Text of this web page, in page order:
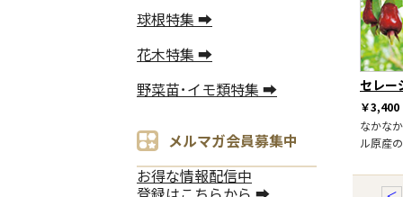
球根特集 ➡
花木特集 ➡
野菜苗･イモ類特集 ➡
メルマガ会員募集中
お得な情報配信中
セレー
￥3,400
なかな
ル原産